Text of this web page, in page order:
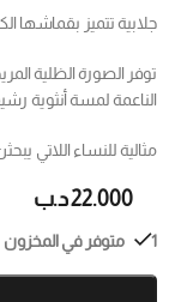
جلابية تتميز بقماشها
توفر الصورة الظلية
الناعمة لمسة أنثوية
مثالية للنساء اللاتي
22.000د.ب
1 متوفر في المخزون